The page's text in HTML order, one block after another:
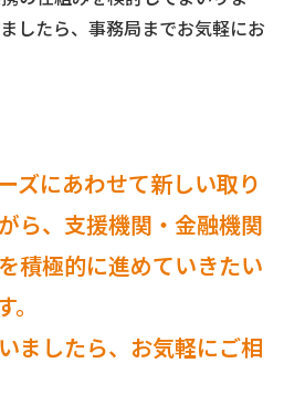
したら、事務局までお気軽にお
ズにあわせて新しい取り
ら、 支援機関・金融機関
積極的に進めていきたい
ましたら、お気軽にご相